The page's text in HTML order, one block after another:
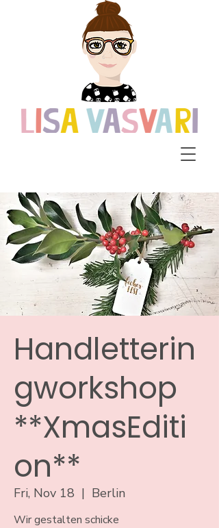
Handletterin
gworkshop
**XmasEditi
on**
Fri, Nov 18
  |
Berlin
Wir gestalten schicke